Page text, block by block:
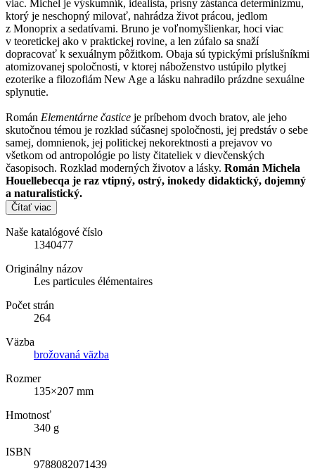
viac. Michel je výskumník, idealista, prísny zástanca determinizmu,
ktorý je neschopný milovať, nahrádza život prácou, jedlom
z Monoprix a sedatívami. Bruno je voľnomyšlienkar, hoci viac
v teoretickej ako v praktickej rovine, a len zúfalo sa snaží
dopracovať k sexuálnym pôžitkom. Obaja sú typickými príslušníkmi
atomizovanej spoločnosti, v ktorej náboženstvo ustúpilo plytkej
ezoterike a filozofiám New Age a lásku nahradilo prázdne sexuálne
splynutie.
Román Elementárne častice je príbehom dvoch bratov, ale jeho
skutočnou témou je rozklad súčasnej spoločnosti, jej predstáv o sebe
samej, domnienok, jej politickej nekorektnosti a prejavov vo
všetkom od antropológie po listy čitateliek v dievčenských
časopisoch. Rozklad moderných životov a lásky. Román Michela
Houellebecqa je raz vtipný, ostrý, inokedy didaktický, dojemný
a naturalistický.
Čítať viac
Naše katalógové číslo
1340477
Originálny názov
Les particules élémentaires
Počet strán
264
Väzba
brožovaná väzba
Rozmer
135×207 mm
Hmotnosť
340 g
ISBN
9788082071439